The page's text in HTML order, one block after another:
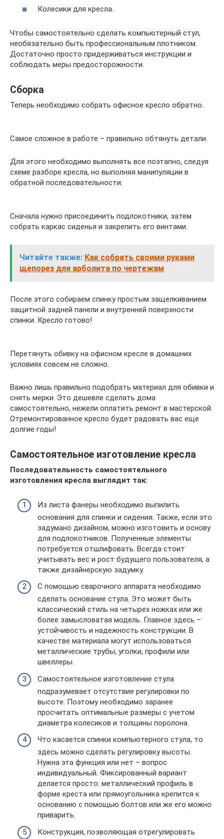
Колесики для кресла.
Чтобы самостоятельно сделать компьютерный стул,
необязательно быть профессиональным плотником.
Достаточно просто придерживаться инструкции и
соблюдать меры предосторожности.
Сборка
Теперь необходимо собрать офисное кресло обратно.
Самое сложное в работе – правильно обтянуть детали.
Для этого необходимо выполнять все поэтапно, следуя
схеме разборе кресла, но выполняя манипуляции в
обратной последовательности.
Сначала нужно присоединить подлокотники, затем
собрать каркас сиденья и закрепить его винтами.
Читайте также: Как собрать своими руками
щепорез для арболита по чертежам
После этого собираем спинку простым защелкиванием
защитной задней панели и внутренней поверхности
спинки. Кресло готово!
Перетянуть обивку на офисном кресле в домашних
условиях совсем не сложно.
Важно лишь правильно подобрать материал для обивки и
снять мерки. Это дешевле сделать дома
самостоятельно, нежели оплатить ремонт в мастерской.
Отремонтированное кресло будет радовать вас еще
долгие годы!
Самостоятельное изготовление кресла
Последовательность самостоятельного
изготовления кресла выглядит так:
Из листа фанеры необходимо выпилить
основания для спинки и сидения. Также, если это
задумано дизайном, можно изготовить и основу
для подлокотников. Полученные элементы
потребуется отшлифовать. Всегда стоит
учитывать вес и рост будущего пользователя, а
также дизайнерскую задумку.
С помощью сварочного аппарата необходимо
сделать основание стула. Это может быть
классический стиль на четырех ножках или же
более замысловатая модель. Главное здесь –
устойчивость и надежность конструкции. В
качестве материала могут использоваться
металлические трубы, уголки, профили или
швеллеры.
Самостоятельное изготовление стула
подразумевает отсутствие регулировки по
высоте. Поэтому необходимо заранее
просчитать оптимальные размеры с учетом
диаметра колесиков и толщины поролона.
Что касается спинки компьютерного стула, то
здесь можно сделать регулировку высоты.
Нужна эта функция или нет – вопрос
индивидуальный. Фиксированный вариант
делается просто: металлический профиль в
форме креста или прямоугольника крепится к
основанию с помощью болтов или же его можно
приварить.
Конструкция, позволяющая отрегулировать